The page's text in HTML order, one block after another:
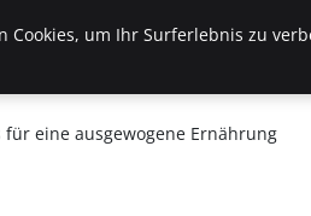
eine ausgewogene Ernährung
Cookies, um Ihr Surferlebnis zu